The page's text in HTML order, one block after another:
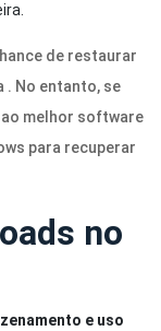
de restaurar
. No entanto, se
ao melhor software
para recuperar
no
e uso